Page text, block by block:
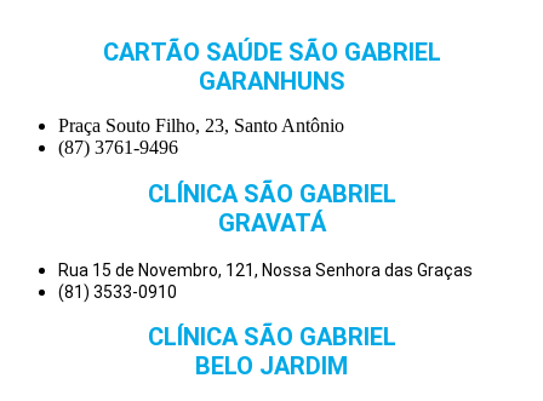
CARTÃO SAÚDE SÃO GABRIEL
GARANHUNS
Praça Souto Filho, 23, Santo Antônio
(87) 3761-9496
CLÍNICA SÃO GABRIEL
GRAVATÁ
Rua 15 de Novembro, 121, Nossa Senhora das Graças
(81) 3533-0910
CLÍNICA SÃO GABRIEL
BELO JARDIM